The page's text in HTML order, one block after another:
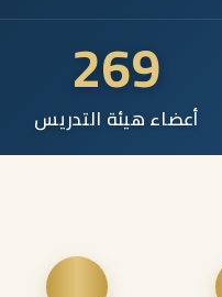
269
أعضاء هيئة التدريس